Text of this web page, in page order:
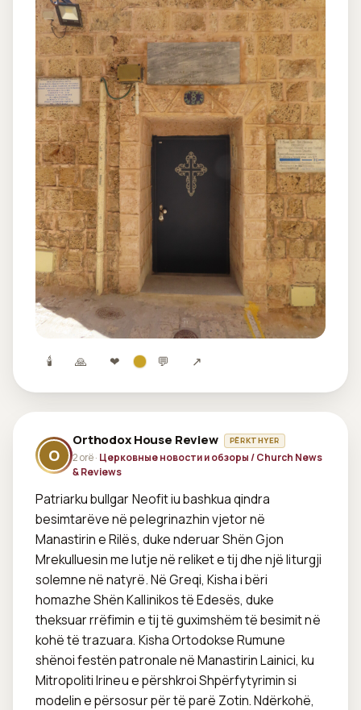
🕯 🙏 ❤ 💬 ↗
O
Orthodox House Review PËRKTHYER
2 orë · Церковные новости и обзоры / Church News
& Reviews
Patriarku bullgar Neofit iu bashkua qindra
besimtarëve në pelegrinazhin vjetor në
Manastirin e Rilës, duke nderuar Shën Gjon
Mrekulluesin me lutje në reliket e tij dhe një liturgji
solemne në natyrë. Në Greqi, Kisha i bëri
homazhe Shën Kallinikos të Edesës, duke
theksuar rrëfimin e tij të guximshëm të besimit në
kohë të trazuara. Kisha Ortodokse Rumune
shënoi festën patronale në Manastirin Lainici, ku
Mitropoliti Irineu e përshkroi Shpërfytyrimin si
modelin e përsosur për të parë Zotin. Ndërkohë,